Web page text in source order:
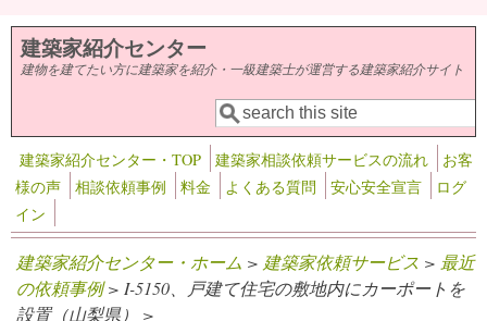
メインコンテンツに移動
建築家紹介センター
建物を建てたい方に建築家を紹介・一級建築士が運営する建築家紹介サイト
検索フォーム
検索
建築家紹介センター・TOP 建築家相談依頼サービスの流れ
お客
様の声
相談依頼事例 料金 よくある質問 安心安全宣言
ログ
イン
建築家紹介センター・ホーム > 建築家依頼サービス > 最近
の依頼事例> I-5150、戸建て住宅の敷地内にカーポートを
設置（山梨県） >